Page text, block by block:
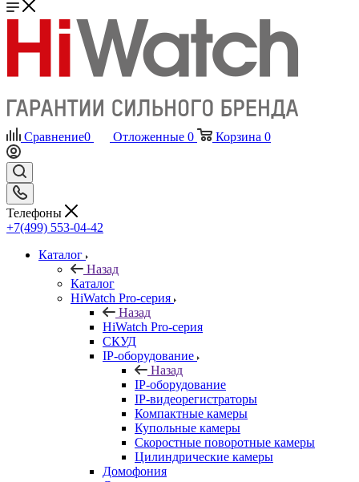
Сравнение0 Отложенные 0 Корзина 0
Телефоны
+7(499) 553-04-42
Каталог
Назад
Каталог
HiWatch Pro-серия
Назад
HiWatch Pro-серия
CКУД
IP-оборудование
Назад
IP-оборудование
IP-видеорегистраторы
Компактные камеры
Купольные камеры
Скоростные поворотные камеры
Цилиндрические камеры
Домофония